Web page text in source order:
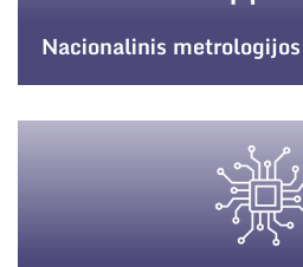
Nacionalinis